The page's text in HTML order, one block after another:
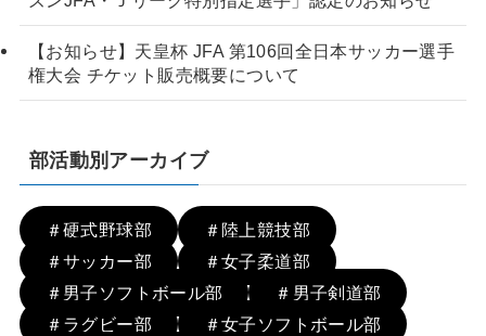
【お知らせ】天皇杯 JFA 第106回全日本サッカー選手
権大会 チケット販売概要について
部活動別アーカイブ
＃硬式野球部
＃陸上競技部
＃サッカー部
＃女子柔道部
＃男子ソフトボール部
＃男子剣道部
＃ラグビー部
＃女子ソフトボール部